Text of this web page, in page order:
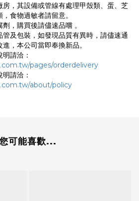
房，其設備或管線有處理甲殼類、蛋、芝
食物過敏者請留意。
，購買後請儘速品嚐 。
管及包裝，如發現品質有異時，請儘速通
，本公司當即奉換新品。
請洽：
pages/orderdelivery
請洽：
about/policy
可能喜歡...